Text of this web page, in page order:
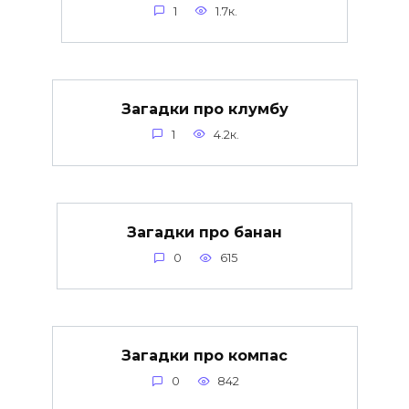
1 1.7к.
Загадки про клумбу
1 4.2к.
Загадки про банан
0 615
Загадки про компас
0 842